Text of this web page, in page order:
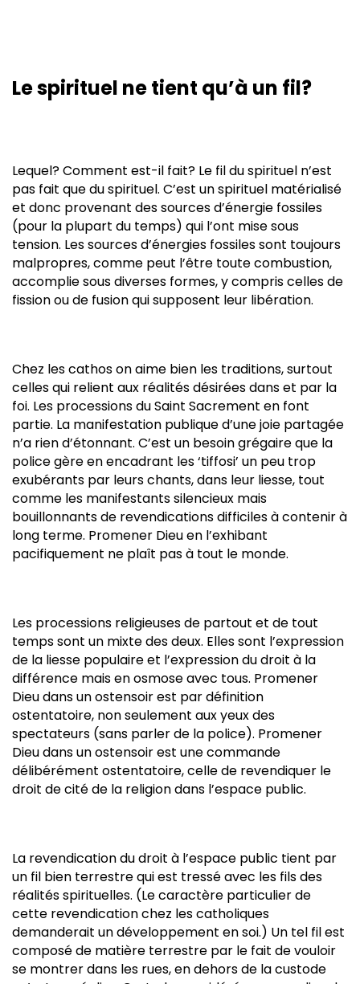
Le spirituel ne tient qu’à un fil?
Lequel? Comment est-il fait? Le fil du spirituel n’est
pas fait que du spirituel. C’est un spirituel matérialisé
et donc provenant des sources d’énergie fossiles
(pour la plupart du temps) qui l’ont mise sous
tension. Les sources d’énergies fossiles sont toujours
malpropres, comme peut l’être toute combustion,
accomplie sous diverses formes, y compris celles de
fission ou de fusion qui supposent leur libération.
Chez les cathos on aime bien les traditions, surtout
celles qui relient aux réalités désirées dans et par la
foi. Les processions du Saint Sacrement en font
partie. La manifestation publique d’une joie partagée
n’a rien d’étonnant. C’est un besoin grégaire que la
police gère en encadrant les ‘tiffosi’ un peu trop
exubérants par leurs chants, dans leur liesse, tout
comme les manifestants silencieux mais
bouillonnants de revendications difficiles à contenir à
long terme. Promener Dieu en l’exhibant
pacifiquement ne plaît pas à tout le monde.
Les processions religieuses de partout et de tout
temps sont un mixte des deux. Elles sont l’expression
de la liesse populaire et l’expression du droit à la
différence mais en osmose avec tous. Promener
Dieu dans un ostensoir est par définition
ostentatoire, non seulement aux yeux des
spectateurs (sans parler de la police). Promener
Dieu dans un ostensoir est une commande
délibérément ostentatoire, celle de revendiquer le
droit de cité de la religion dans l’espace public.
La revendication du droit à l’espace public tient par
un fil bien terrestre qui est tressé avec les fils des
réalités spirituelles. (Le caractère particulier de
cette revendication chez les catholiques
demanderait un développement en soi.) Un tel fil est
composé de matière terrestre par le fait de vouloir
se montrer dans les rues, en dehors de la custode